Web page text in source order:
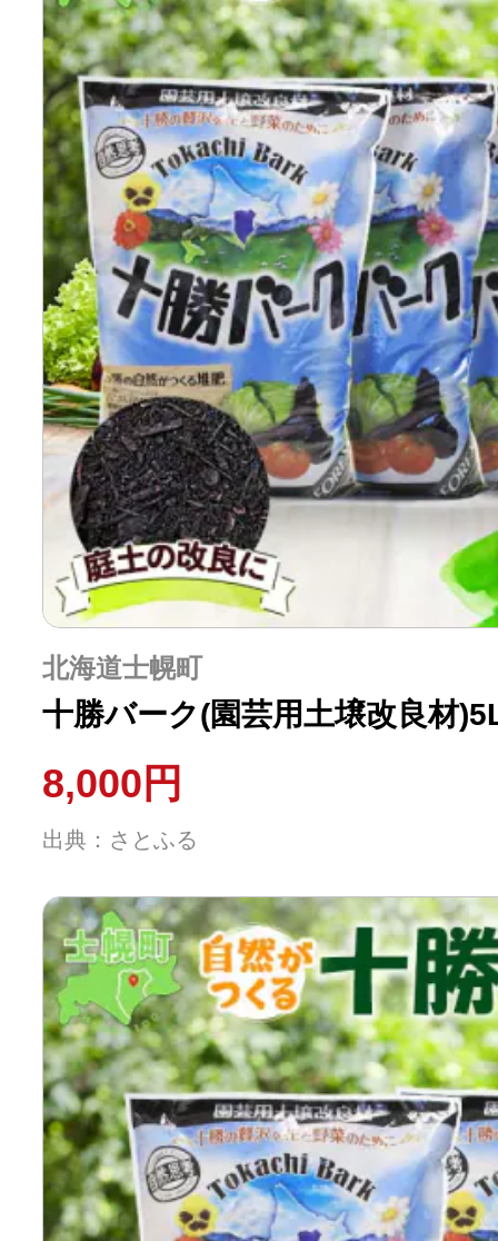
ふるさと納税徹底比較
寄付上限額シミュレーション
給与所得者版
副業・パラレルワーカー
個人事業主・フリーラン
個人事業・フリーランス
ふるさと納税の基礎知識
10秒ぴったり診断
自治体直営サイト特集
はじめるバイブルとは
よくあるご質問
問い合わせ
北海道士幌町
十勝バーク(園芸用土壌改良材
8,000円
出典：さとふる